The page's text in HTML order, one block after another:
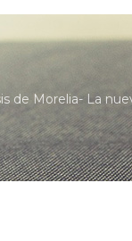
de Morelia- La